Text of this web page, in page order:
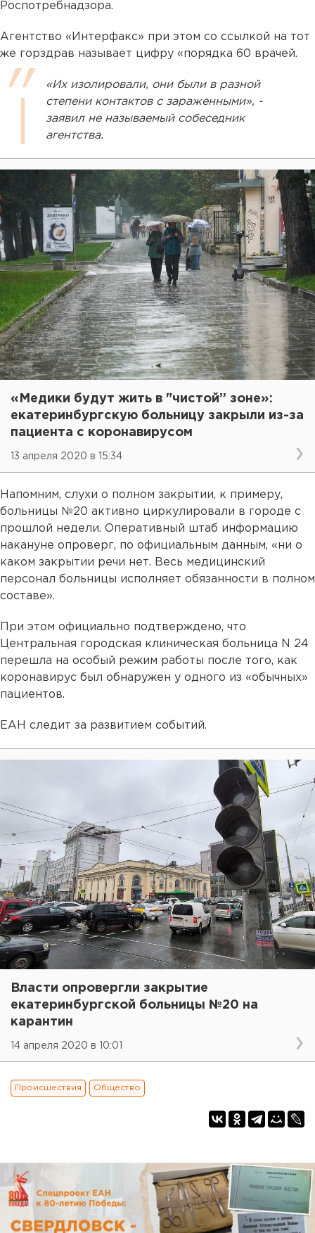
Роспотребнадзора.
Агентство «Интерфакс» при этом со ссылкой на тот
же горздрав называет цифру «порядка 60 врачей.
«Их изолировали, они были в разной
степени контактов с зараженными», -
заявил не называемый собеседник
агентства.
«Медики будут жить в "чистой” зоне»:
екатеринбургскую больницу закрыли из-за
пациента с коронавирусом
13 апреля 2020 в 15:34
Напомним, слухи о полном закрытии, к примеру,
больницы №20 активно циркулировали в городе с
прошлой недели. Оперативный штаб информацию
накануне опроверг, по официальным данным, «ни о
каком закрытии речи нет. Весь медицинский
персонал больницы исполняет обязанности в полном
составе».
При этом официально подтверждено, что
Центральная городская клиническая больница N 24
перешла на особый режим работы после того, как
коронавирус был обнаружен у одного из «обычных»
пациентов.
ЕАН следит за развитием событий.
Власти опровергли закрытие
екатеринбургской больницы №20 на
карантин
14 апреля 2020 в 10:01
Происшествия Общество